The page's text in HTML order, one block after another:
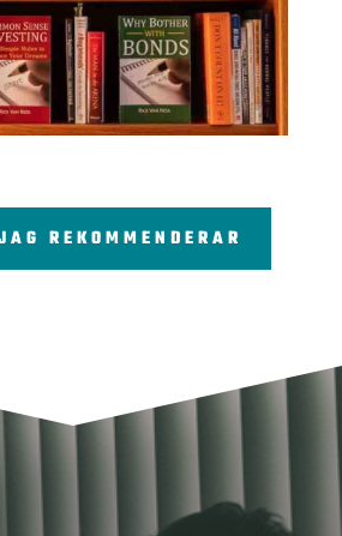
REKOMMENDERAR